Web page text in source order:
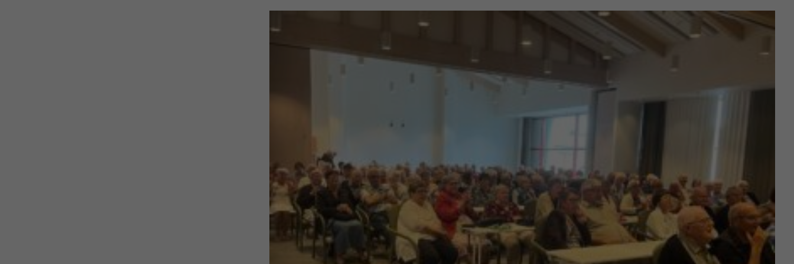
används.
Upplevelse
kakorna
kommer viss
funktionalitet
att försvinna
från
hemsidan.
Marknadsföring